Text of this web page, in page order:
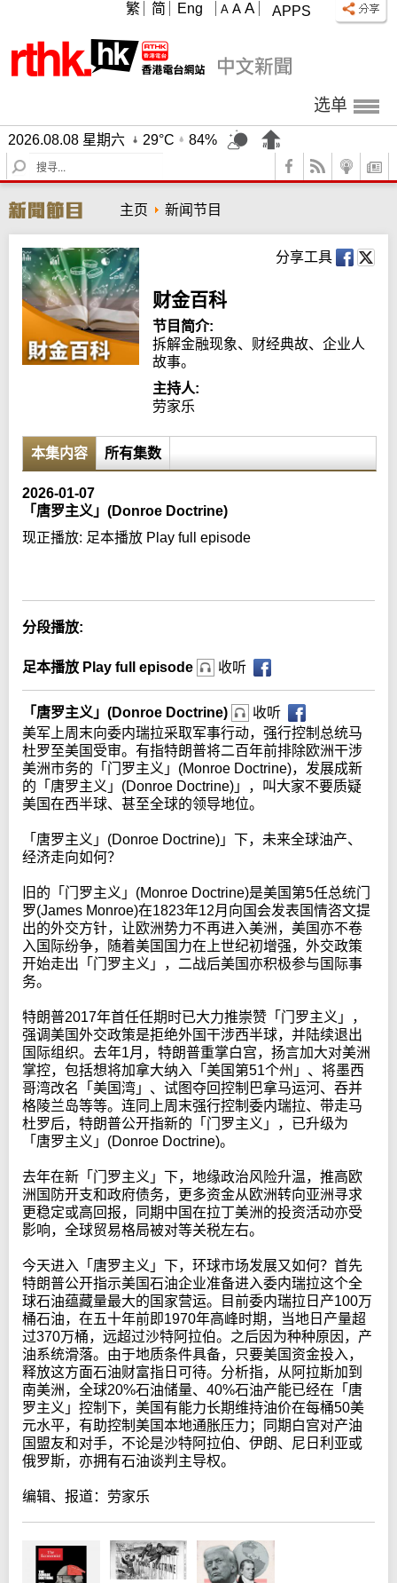
APPS
A A A
繁 简 Eng
选单
2026.08.08 星期六 29°C
84%
S
e
r
c
h
主页 新闻节目
分享工具
财金百科
节目简介:
拆解金融现象、财经典故、企业人
故事。
主持人:
劳家乐
本集内容 所有集数
2026-01-07
「唐罗主义」(Donroe Doctrine)
现正播放: 足本播放 Play full episode
分段播放:
足本播放 Play full episode 收听
「唐罗主义」(Donroe Doctrine)
收听
美军上周末向委内瑞拉采取军事行动，强行控制总统马
杜罗至美国受审。有指特朗普将二百年前排除欧洲干涉
美洲市务的「门罗主义」(Monroe Doctrine)，发展成新
的「唐罗主义」(Donroe Doctrine)」，叫大家不要质疑
美国在西半球、甚至全球的领导地位。
「唐罗主义」(Donroe Doctrine)」下，未来全球油产、
经济走向如何？
旧的「门罗主义」(Monroe Doctrine)是美国第5任总统门
罗(James Monroe)在1823年12月向国会发表国情咨文提
出的外交方针，让欧洲势力不再进入美洲，美国亦不卷
入国际纷争，随着美国国力在上世纪初增强，外交政策
开始走出「门罗主义」，二战后美国亦积极参与国际事
务。
特朗普2017年首任任期时已大力推崇赞「门罗主义」，
强调美国外交政策是拒绝外国干涉西半球，并陆续退出
国际组织。去年1月，特朗普重掌白宫，扬言加大对美洲
掌控，包括想将加拿大纳入「美国第51个州」、将墨西
哥湾改名「美国湾」、试图夺回控制巴拿马运河、吞并
格陵兰岛等等。连同上周末强行控制委内瑞拉、带走马
杜罗后，特朗普公开指新的「门罗主义」，已升级为
「唐罗主义」(Donroe Doctrine)。
去年在新「门罗主义」下，地缘政治风险升温，推高欧
洲国防开支和政府债务，更多资金从欧洲转向亚洲寻求
更稳定或高回报，同期中国在拉丁美洲的投资活动亦受
影响，全球贸易格局被对等关税左右。
今天进入「唐罗主义」下，环球市场发展又如何？首先
特朗普公开指示美国石油企业准备进入委内瑞拉这个全
球石油蕴藏量最大的国家营运。目前委内瑞拉日产100万
桶石油，在五十年前即1970年高峰时期，当地日产量超
过370万桶，远超过沙特阿拉伯。之后因为种种原因，产
油系统滑落。由于地质条件具备，只要美国资金投入，
释放这方面石油财富指日可待。分析指，从阿拉斯加到
南美洲，全球20%石油储量、40%石油产能已经在「唐
罗主义」控制下，美国有能力长期维持油价在每桶50美
元水平，有助控制美国本地通胀压力；同期白宫对产油
国盟友和对手，不论是沙特阿拉伯、伊朗、尼日利亚或
俄罗斯，亦拥有石油谈判主导权。
编辑、报道：劳家乐